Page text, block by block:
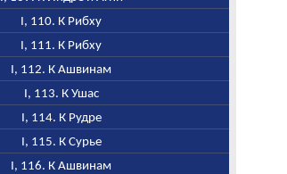
I, 110. К Рибху
I, 111. К Рибху
I, 112. К Ашвинам
I, 113. К Ушас
I, 114. К Рудре
I, 115. К Сурье
I, 116. К Ашвинам